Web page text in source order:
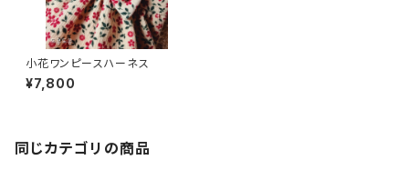
小花ワンピースハーネス
¥7,800
同じカテゴリの商品